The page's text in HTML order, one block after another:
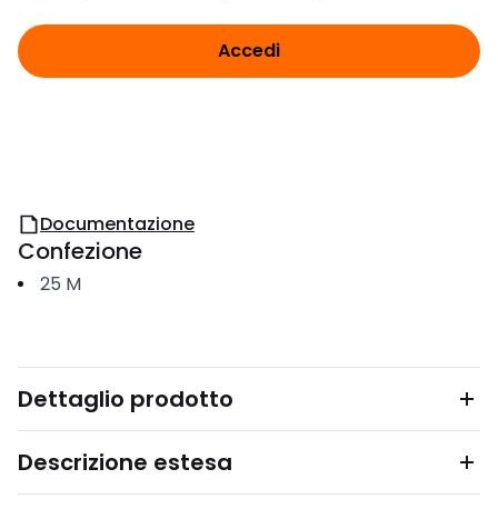
Accedi
Documentazione
Confezione
25 M
Dettaglio prodotto
Descrizione estesa